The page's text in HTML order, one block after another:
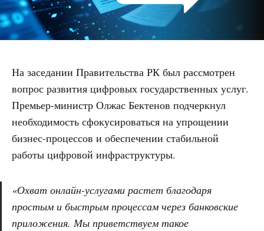
На заседании Правительства РК был рассмотрен
вопрос развития цифровых государственных услуг.
Премьер-министр Олжас Бектенов подчеркнул
необходимость сфокусироваться на упрощении
бизнес-процессов и обеспечении стабильной
работы цифровой инфраструктуры.
«Охват онлайн-услугами растет благодаря
простым и быстрым процессам через банковские
приложения. Мы приветствуем такое